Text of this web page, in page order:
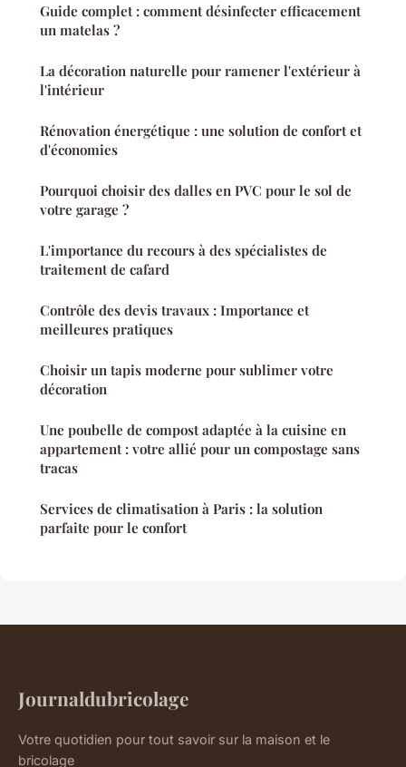
Guide complet : comment désinfecter efficacement
un matelas ?
La décoration naturelle pour ramener l'extérieur à
l'intérieur
Rénovation énergétique : une solution de confort et
d'économies
Pourquoi choisir des dalles en PVC pour le sol de
votre garage ?
L'importance du recours à des spécialistes de
traitement de cafard
Contrôle des devis travaux : Importance et
meilleures pratiques
Choisir un tapis moderne pour sublimer votre
décoration
Une poubelle de compost adaptée à la cuisine en
appartement : votre allié pour un compostage sans
tracas
Services de climatisation à Paris : la solution
parfaite pour le confort
Journaldubricolage
Votre quotidien pour tout savoir sur la maison et le
bricolage